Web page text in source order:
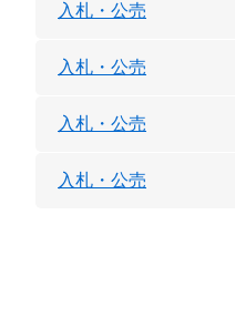
入札・公売
入札・公売
入札・公売
入札・公売